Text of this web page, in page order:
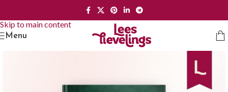
Skip to main content
Menu